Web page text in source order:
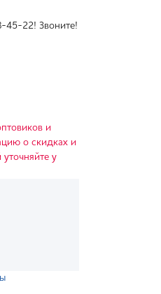
45-22! Звоните!
и
о скидках и
уточняйте у